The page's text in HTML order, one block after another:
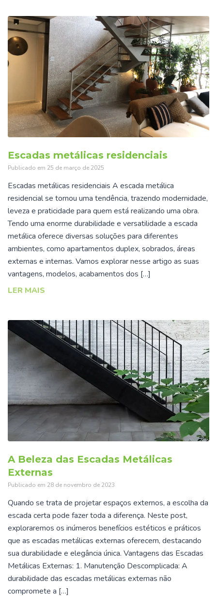
Escadas metálicas residenciais
Publicado em 25 de março de 2025
Escadas metálicas residenciais A escada metálica
residencial se tornou uma tendência, trazendo modernidade,
leveza e praticidade para quem está realizando uma obra.
Tendo uma enorme durabilidade e versatilidade a escada
metálica oferece diversas soluções para diferentes
ambientes, como apartamentos duplex, sobrados, áreas
externas e internas. Vamos explorar nesse artigo as suas
vantagens, modelos, acabamentos dos […]
LER MAIS
A Beleza das Escadas Metálicas
Externas
Publicado em 28 de novembro de 2023
Quando se trata de projetar espaços externos, a escolha da
escada certa pode fazer toda a diferença. Neste post,
exploraremos os inúmeros benefícios estéticos e práticos
que as escadas metálicas externas oferecem, destacando
sua durabilidade e elegância única. Vantagens das Escadas
Metálicas Externas: 1. Manutenção Descomplicada: A
durabilidade das escadas metálicas externas não
compromete a […]